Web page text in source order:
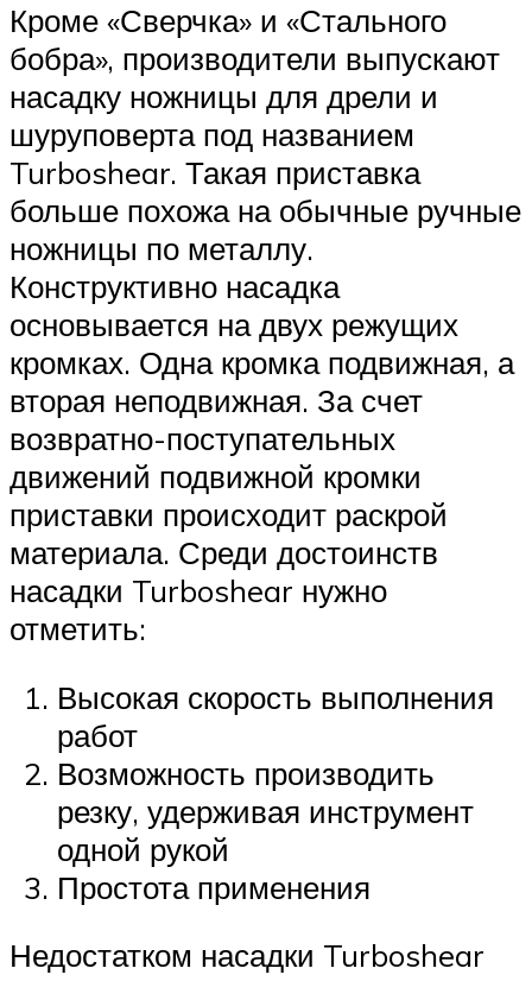
Кроме «Сверчка» и «Стального
бобра», производители выпускают
насадку ножницы для дрели и
шуруповерта под названием
Turboshear. Такая приставка
больше похожа на обычные ручные
ножницы по металлу.
Конструктивно насадка
основывается на двух режущих
кромках. Одна кромка подвижная, а
вторая неподвижная. За счет
возвратно-поступательных
движений подвижной кромки
приставки происходит раскрой
материала. Среди достоинств
насадки Turboshear нужно
отметить:
Высокая скорость выполнения
работ
Возможность производить
резку, удерживая инструмент
одной рукой
Простота применения
Недостатком насадки Turboshear